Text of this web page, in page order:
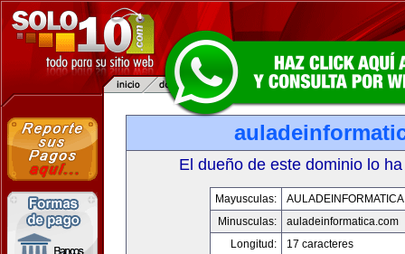
El dueño de este dominio lo
Mayusculas:
Minusculas:
auladeinformatica.com
Longitud:
17 caracteres